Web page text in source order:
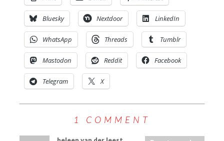
Bluesky Nextdoor LinkedIn
WhatsApp Threads Tumblr
Mastodon Reddit Facebook
Telegram X
1 COMMENT